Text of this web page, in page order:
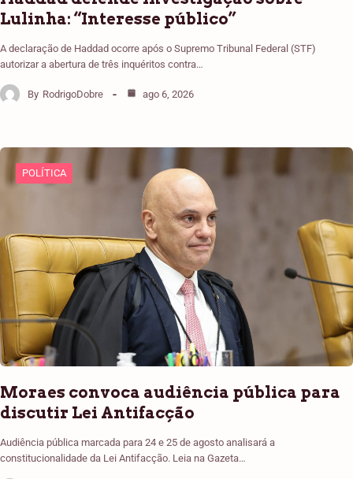
Lulinha: “Interesse público”
A declaração de Haddad ocorre após o Supremo Tribunal Federal (STF)
autorizar a abertura de três inquéritos contra…
By RodrigoDobre ago 6, 2026
POLÍTICA
Moraes convoca audiência pública para
discutir Lei Antifacção
Audiência pública marcada para 24 e 25 de agosto analisará a
constitucionalidade da Lei Antifacção. Leia na Gazeta…